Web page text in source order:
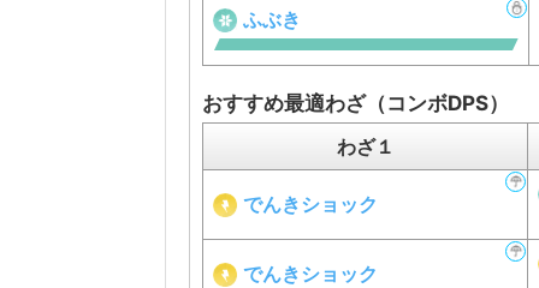
ふぶき
おすすめ最適わざ（コンボDPS）
わざ１
でんきショック
でんきショック